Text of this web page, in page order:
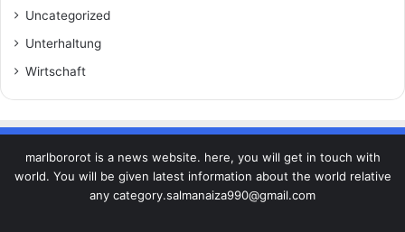
Uncategorized
Unterhaltung
Wirtschaft
marlbororot is a news website. here, you will get in touch with
world. You will be given latest information about the world relative
any category.salmanaiza990@gmail.com